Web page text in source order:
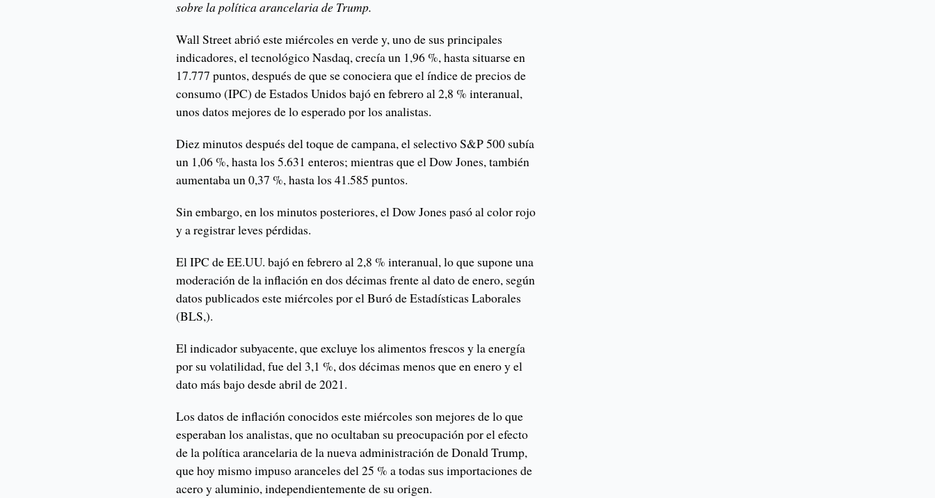
sobre la política arancelaria de Trump.
Wall Street abrió este miércoles en verde y, uno de sus principales
indicadores, el tecnológico Nasdaq, crecía un 1,96 %, hasta situarse en
17.777 puntos, después de que se conociera que el índice de precios de
consumo (IPC) de Estados Unidos bajó en febrero al 2,8 % interanual,
unos datos mejores de lo esperado por los analistas.
Diez minutos después del toque de campana, el selectivo S&P 500 subía
un 1,06 %, hasta los 5.631 enteros; mientras que el Dow Jones, también
aumentaba un 0,37 %, hasta los 41.585 puntos.
Sin embargo, en los minutos posteriores, el Dow Jones pasó al color rojo
y a registrar leves pérdidas.
El IPC de EE.UU. bajó en febrero al 2,8 % interanual, lo que supone una
moderación de la inflación en dos décimas frente al dato de enero, según
datos publicados este miércoles por el Buró de Estadísticas Laborales
(BLS,).
El indicador subyacente, que excluye los alimentos frescos y la energía
por su volatilidad, fue del 3,1 %, dos décimas menos que en enero y el
dato más bajo desde abril de 2021.
Los datos de inflación conocidos este miércoles son mejores de lo que
esperaban los analistas, que no ocultaban su preocupación por el efecto
de la política arancelaria de la nueva administración de Donald Trump,
que hoy mismo impuso aranceles del 25 % a todas sus importaciones de
acero y aluminio, independientemente de su origen.